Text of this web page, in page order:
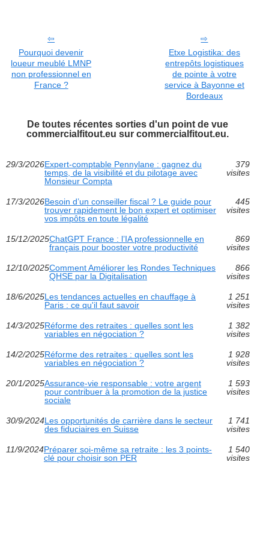
Pourquoi devenir
loueur meublé LMNP
non professionnel en
France ?
Etxe Logistika: des
entrepôts logistiques
de pointe à votre
service à Bayonne et
Bordeaux
De toutes récentes sorties d'un point de vue
commercialfitout.eu sur commercialfitout.eu.
29/3/2026Expert-comptable Pennylane : gagnez du
temps, de la visibilité et du pilotage avec
Monsieur Compta
379
visites
17/3/2026Besoin d’un conseiller fiscal ? Le guide pour
trouver rapidement le bon expert et optimiser
vos impôts en toute légalité
445
visites
15/12/2025ChatGPT France : l’IA professionnelle en
français pour booster votre productivité
869
visites
12/10/2025Comment Améliorer les Rondes Techniques
QHSE par la Digitalisation
866
visites
18/6/2025Les tendances actuelles en chauffage à
Paris : ce qu'il faut savoir
1 251
visites
14/3/2025Réforme des retraites : quelles sont les
variables en négociation ?
1 382
visites
14/2/2025Réforme des retraites : quelles sont les
variables en négociation ?
1 928
visites
20/1/2025Assurance-vie responsable : votre argent
pour contribuer à la promotion de la justice
sociale
1 593
visites
30/9/2024Les opportunités de carrière dans le secteur
des fiduciaires en Suisse
1 741
visites
11/9/2024Préparer soi-même sa retraite : les 3 points-
clé pour choisir son PER
1 540
visites